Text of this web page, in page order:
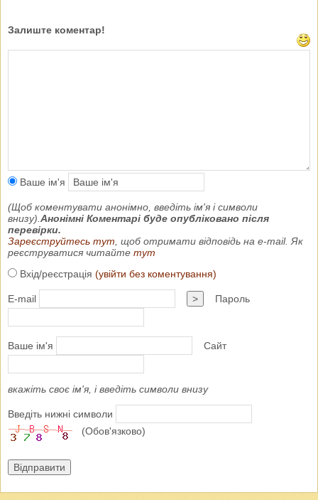
Залиште коментар!
Ваше ім'я
(Щоб коментувати анонімно, введіть ім'я і символи
внизу). Анонімні Коментарі буде опубліковано після
перевірки.
Зареєструйтесь тут , щоб отримати відповідь на e-mail. Як
реєструватися читайте тут
Вхід/реєстрація (увійти без коментування)
E-mail > Пароль
Ваше ім'я Сайт
вкажіть своє ім'я, і введіть символи внизу
Введіть нижні символи
(Обов'язково)
Відправити